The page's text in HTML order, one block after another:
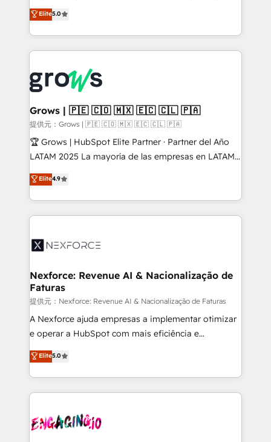
That's why we have developed a step-by-step
implementation process that focuses on user
strive for optimal customer processes and
experiences. Systony – We believe you can grow!
achieve real growth. We specialize in delivering
tailored solutions that drive results by leveraging
HubSpot’s platform and data to fuel success.
Technical Solutions: - HubSpot Technical Consulting -
Onboarding - Data Migration & Integrations -
Technical Audit & Optimization Strategic Solutions: -
Revenue Operations - Inbound Marketing -
Outbound Marketing - HubSpot CMS Website
Design & Development We empower our clients to
reach their full potential by providing transparent,
certifications and accreditations, we deliver both the
technical know-how and strategic guidance you
Elite5.0
Grows | 🇵🇪 🇨🇴 🇲🇽 🇪🇨 🇨🇱 🇵🇦
提供元：Grows | 🇵🇪 🇨🇴 🇲🇽 🇪🇨 🇨🇱 🇵🇦
🏆 Grows | HubSpot Elite Partner · Partner del Año
LATAM 2025 La mayoría de las empresas en LATAM
no tienen un problema de herramientas. Tienen un
problema de orden. Equipos desalineados, datos
dispersos y procesos que dependen de personas
clave — no de sistemas. Eso frena el crecimiento,
⚙️ Grows ordena los procesos comerciales, alinea
de forma que genera resultados reales desde las
primeras semanas — no meses. 🤝 No entregamos
proyectos y nos vamos. Nos quedamos como
socios estratégicos, ayudando a sostener y escalar
lo que construimos juntos. Porque crecer sin orden
Operamos en Colombia, Perú, México, Ecuador,
Chile, Panamá, Bolivia, Argentina y República
B2B. ✅ Crece con orden. Crece con Grows.
Elite4.9
Nexforce: Revenue AI & Nacionalização de
Faturas
提供元：Nexforce: Revenue AI & Nacionalização de Faturas
A Nexforce ajuda empresas a implementar otimizar
e operar a HubSpot com mais eficiência e
previsibilidade de receita. Combinamos Revenue
Operations (RevOps) e Inteligência Artificial para
estruturar processos integrar sistemas organizar
dados e automatizar operações. O objetivo é
operacional de receita conectando equipes
Elite5.0